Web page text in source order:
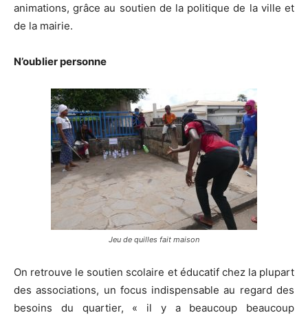
animations, grâce au soutien de la politique de la ville et
de la mairie.
N’oublier personne
Jeu de quilles fait maison
On retrouve le soutien scolaire et éducatif chez la plupart
des associations, un focus indispensable au regard des
besoins du quartier, « il y a beaucoup beaucoup